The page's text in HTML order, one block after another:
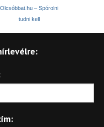
Olcsóbbat.hu – Spórolni
tudni kell